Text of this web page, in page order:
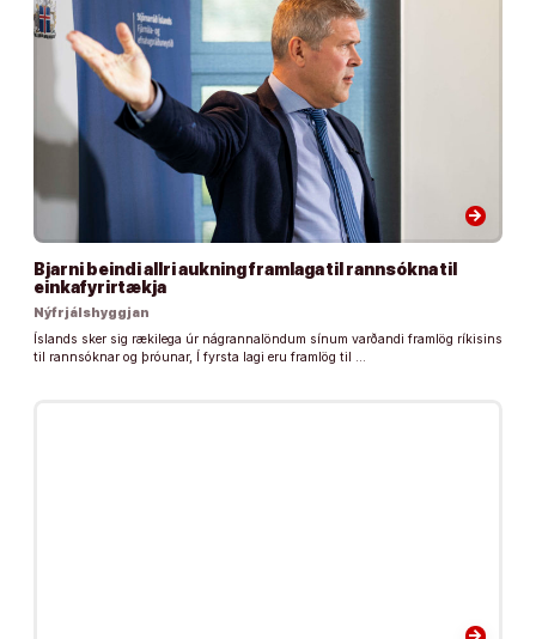
arrow_forward
Bjarni beindi allri aukning framlaga til rannsókna til
einkafyrirtækja
Nýfrjálshyggjan
Íslands sker sig rækilega úr nágrannalöndum sínum varðandi framlög ríkisins
til rannsóknar og þróunar, Í fyrsta lagi eru framlög til …